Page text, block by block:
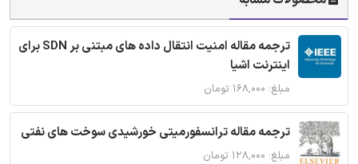
ترجمه مقاله امنیت انتقال داده های مبتنی بر SDN برای
اینترنت اشیا
مبلغ: ۱۶۸,۰۰۰ تومان
ترجمه مقاله ترانسفورمیتی خورشیدی سوخت های نفتی
مبلغ: ۱۲۸,۰۰۰ تومان